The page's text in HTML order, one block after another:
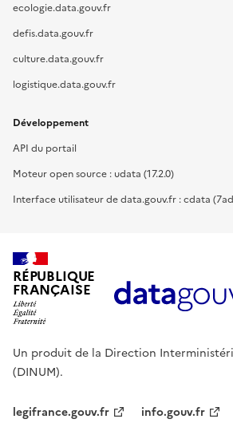
ecologie.data.gouv.fr
defis.data.gouv.fr
culture.data.gouv.fr
logistique.data.gouv.fr
Développement
API du portail
Moteur open source : udata (17.2.0)
Interface utilisateur de data.gouv.fr : cdata
RÉPUBLIQUE
FRANÇAISE
Un produit de la Direction
(DINUM).
legifrance.gouv.fr info.gouv.fr